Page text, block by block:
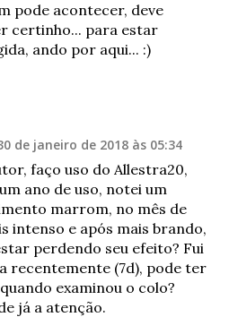
pode acontecer, deve
certinho... para estar
ando por aqui... :)
de janeiro de 2018 às 05:34
faço uso do Allestra20,
ano de uso, notei um
marrom, no mês de
intenso e após mais brando,
perdendo seu efeito? Fui
recentemente (7d), pode ter
examinou o colo?
já a atenção.